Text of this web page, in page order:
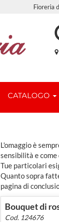
Fioreria
CATALOGO
L'omaggio è
sensibilità e
Tue particolari
Quanto sopra
pagina di
Bouquet di
Cod. 124676